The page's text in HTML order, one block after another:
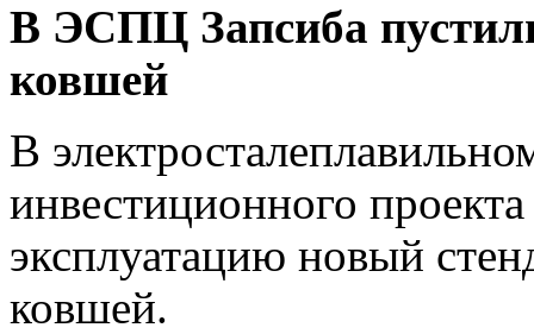
В ЭСПЦ Запсиба
ковшей
В
инвестиционного
эксплуатацию новый
ковшей.